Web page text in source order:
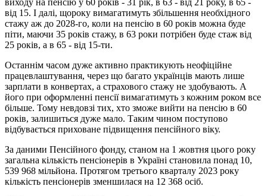
виходу на пенсію у 60 років - 31 рік, в 63 - від 21 року, в 65 -
від 15. І далі, щороку вимагатимуть збільшення необхідного
стажу аж до 2028-го, коли на пенсію в 60 років можна буде
піти, маючи 35 років стажу, в 63 роки потрібен буде стаж від
25 років, а в 65 - від 15-ти.
Останнім часом дуже активно практикують неофіційне
працевлаштування, через що багато українців мають лише
зарплати в конвертах, а страхового стажу не здобувають. А
його при оформленні пенсії вимагатимуть з кожним роком все
більше. Тому невдовзі тих, хто зможе вийти на пенсію в 60
років, залишиться дуже мало. Таким чином поступово
відбувається приховане підвищення пенсійного віку.
За даними Пенсійного фонду, станом на 1 жовтня цього року
загальна кількість пенсіонерів в Україні становила понад 10,
539 968 мільйона. Протягом третього кварталу 2023 року
кількість пенсіонерів зменшилася на 12 368 осіб.